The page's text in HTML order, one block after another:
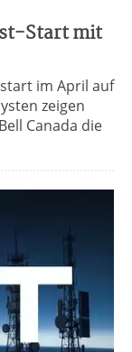
Start mit
im April auf
zeigen
Canada die